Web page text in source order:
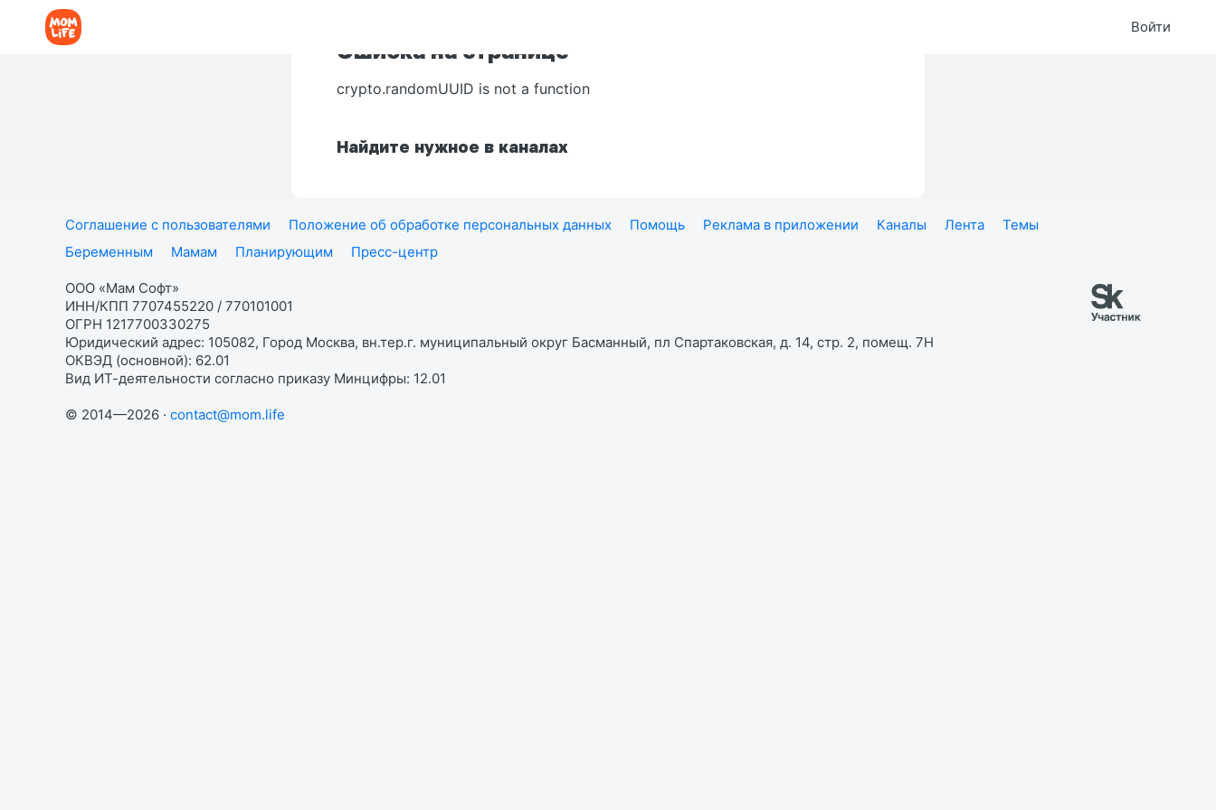
Войти
Ошибка на странице
crypto.randomUUID is not a function
Найдите нужное в каналах
Соглашение с пользователями Положение об обработке персональных данных Помощь Реклама в приложении Каналы Лента
Темы
Беременным
Мамам Планирующим Пресс-центр
ООО «Мам Софт»
ИНН/КПП 7707455220 / 770101001
ОГРН 1217700330275
Юридический адрес: 105082, Город Москва, вн.тер.г. муниципальный округ Басманный, пл Спартаковская, д. 14, стр. 2, помещ. 7Н
ОКВЭД (основной): 62.01
Вид ИТ-деятельности согласно приказу Минцифры: 12.01
© 2014—2026 · contact@mom.life